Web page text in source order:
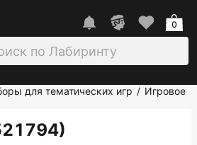
0
для тематических игр / Игровое